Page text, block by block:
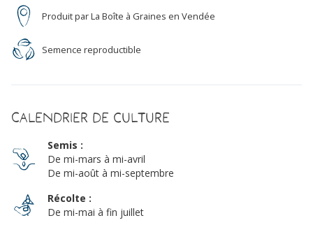
Produit par La Boîte à Graines en Vendée
Semence reproductible
Calendrier de culture
Semis :
De mi-mars à mi-avril
De mi-août à mi-septembre
Récolte :
De mi-mai à fin juillet